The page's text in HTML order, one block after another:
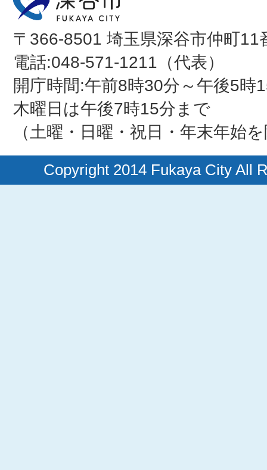
〒366-8501 埼玉県深谷市仲町11
電話:048-571-1211（代表）
開庁時間:午前8時30分～午後5時
木曜日は午後7時15分まで
（土曜・日曜・祝日・年末年始
Copyright 2014 Fukaya City All